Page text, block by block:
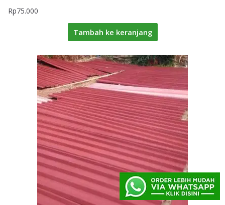
Rp75.000
Tambah ke keranjang